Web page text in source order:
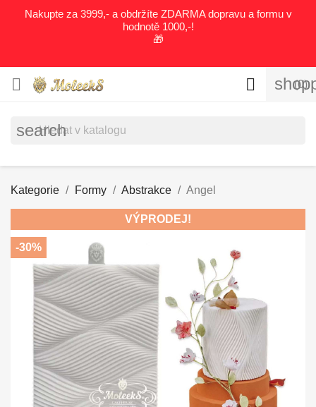
Nakupte za 3999,- a obdržíte ZDARMA dopravu a formu v
hodnotě 1000,-!
🎁
 (0)

search
Kategorie Formy Abstrakce Angel
VÝPRODEJ!
-30%